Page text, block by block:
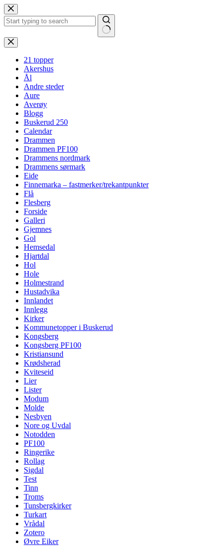
Hopp
til
innholdet
Ingen
resultater
21 topper
Akershus
Ål
Andre steder
Aure
Averøy
Blogg
Buskerud 250
Calendar
Drammen
Drammen PF100
Drammens nordmark
Drammens sørmark
Eide
Finnemarka – fastmerker/trekantpunkter
Flå
Flesberg
Forside
Galleri
Gjemnes
Gol
Hemsedal
Hjartdal
Hol
Hole
Holmestrand
Hustadvika
Innlandet
Innlegg
Kirker
Kommunetopper i Buskerud
Kongsberg
Kongsberg PF100
Kristiansund
Krødsherad
Kviteseid
Lier
Lister
Modum
Molde
Nesbyen
Nore og Uvdal
Notodden
PF100
Ringerike
Rollag
Sigdal
Test
Tinn
Troms
Tunsbergkirker
Turkart
Vrådal
Zotero
Øvre Eiker